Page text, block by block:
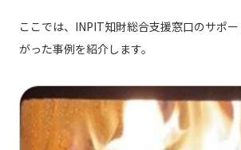
ここでは、INPIT知財総合支援窓口のサポ
がった事例を紹介します。